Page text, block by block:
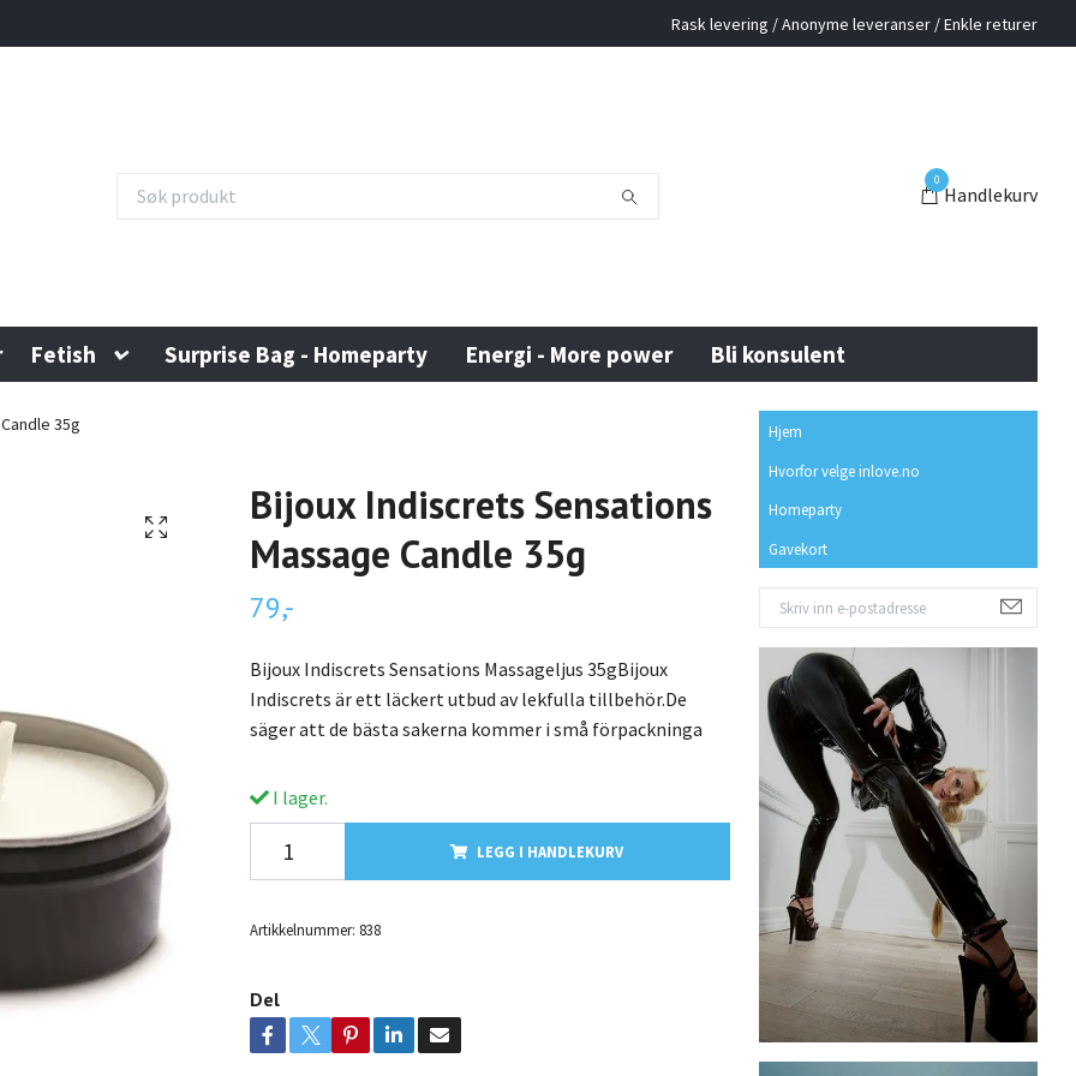
Rask levering / Anonyme leveranser / Enkle returer
0
Handlekurv
Fetish Surprise Bag - Homeparty Energi - More power Bli konsulent
Hjem
Hvorfor velge inlove.no
Homeparty
Gavekort
35g
Bijoux Indiscrets Sensations
Massage Candle 35g
79,-
Bijoux Indiscrets Sensations Massageljus 35gBijoux
Indiscrets är ett läckert utbud av lekfulla tillbehör.De
säger att de bästa sakerna kommer i små förpackninga
I lager.
LEGG I HANDLEKURV
Artikkelnummer: 838
Del